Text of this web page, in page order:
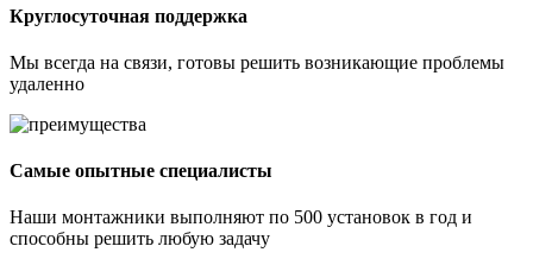
Круглосуточная поддержка
Мы всегда на связи, готовы решить возникающие проблемы
удаленно
Самые опытные специалисты
Наши монтажники выполняют по 500 установок в год и
способны решить любую задачу